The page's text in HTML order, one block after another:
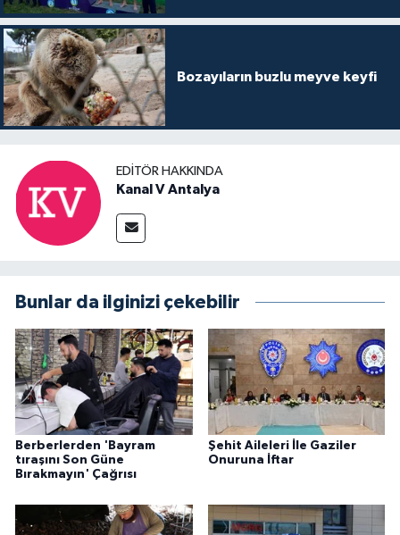
Bozayıların buzlu meyve keyfi
EDITÖR HAKKINDA
Kanal V Antalya
Bunlar da ilginizi çekebilir
Berberlerden 'Bayram
tıraşını Son Güne
Bırakmayın' Çağrısı
Şehit Aileleri İle Gaziler
Onuruna İftar